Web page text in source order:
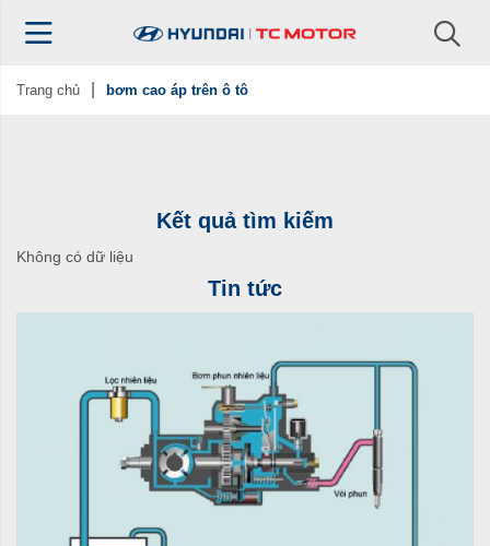
Trang chủ bơm cao áp trên ô tô
Kết quả tìm kiếm
Không có dữ liệu
Tin tức